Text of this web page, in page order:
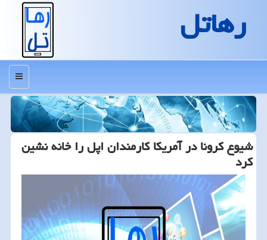
رهاتل
منو
شیوع كرونا در آمریكا كارمندان اپل را خانه نشین
كرد